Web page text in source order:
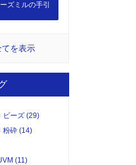
ズミルの手引
を表示
ビーズ (29)
粉砕 (14)
(11)